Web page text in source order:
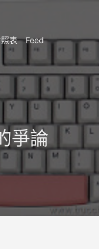
表 Feed
爭論